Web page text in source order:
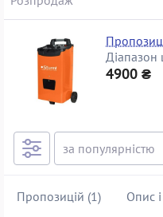
Діапазон
4900 ₴
Пропозицій (1) Опис